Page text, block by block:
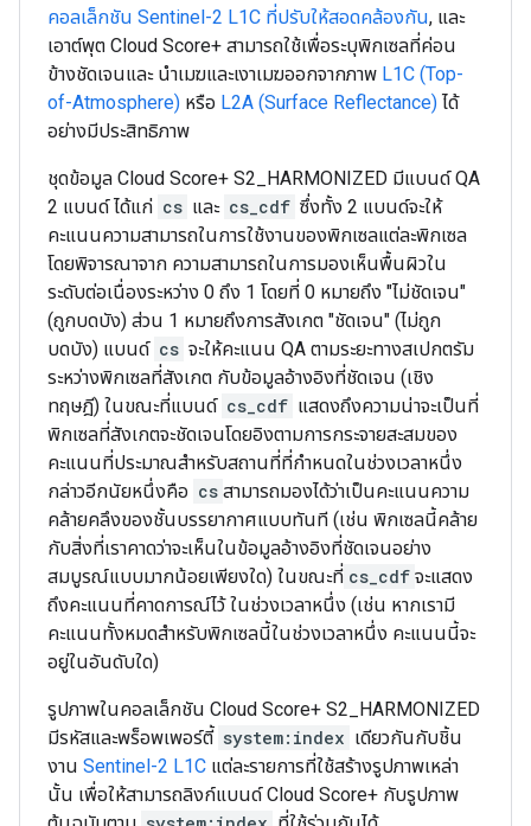
คอลเล็กชัน Sentinel-2 L1C ที่ปรับให้สอดคล้องกัน, และ
เอาต์พุต Cloud Score+ สามารถใช้เพื่อระบุพิกเซลที่ค่อน
ข้างชัดเจนและ นำเมฆและเงาเมฆออกจากภาพ L1C (Top-
of-Atmosphere) หรือ L2A (Surface Reflectance) ได้
อย่างมีประสิทธิภาพ
ชุดข้อมูล Cloud Score+ S2_HARMONIZED มีแบนด์ QA
2 แบนด์ ได้แก่ cs และ cs_cdf ซึ่งทั้ง 2 แบนด์จะให้
คะแนนความสามารถในการใช้งานของพิกเซลแต่ละพิกเซล
โดยพิจารณาจาก ความสามารถในการมองเห็นพื้นผิวใน
ระดับต่อเนื่องระหว่าง 0 ถึง 1 โดยที่ 0 หมายถึง "ไม่ชัดเจน"
(ถูกบดบัง) ส่วน 1 หมายถึงการสังเกต "ชัดเจน" (ไม่ถูก
บดบัง) แบนด์ cs จะให้คะแนน QA ตามระยะทางสเปกตรัม
ระหว่างพิกเซลที่สังเกต กับข้อมูลอ้างอิงที่ชัดเจน (เชิง
ทฤษฎี) ในขณะที่แบนด์ cs_cdf แสดงถึงความน่าจะเป็นที่
พิกเซลที่สังเกตจะชัดเจนโดยอิงตามการกระจายสะสมของ
คะแนนที่ประมาณสำหรับสถานที่ที่กำหนดในช่วงเวลาหนึ่ง
กล่าวอีกนัยหนึ่งคือ cs สามารถมองได้ว่าเป็นคะแนนความ
คล้ายคลึงของชั้นบรรยากาศแบบทันที (เช่น พิกเซลนี้คล้าย
กับสิ่งที่เราคาดว่าจะเห็นในข้อมูลอ้างอิงที่ชัดเจนอย่าง
สมบูรณ์แบบมากน้อยเพียงใด) ในขณะที่ cs_cdf จะแสดง
ถึงคะแนนที่คาดการณ์ไว้ ในช่วงเวลาหนึ่ง (เช่น หากเรามี
คะแนนทั้งหมดสำหรับพิกเซลนี้ในช่วงเวลาหนึ่ง คะแนนนี้จะ
อยู่ในอันดับใด)
รูปภาพในคอลเล็กชัน Cloud Score+ S2_HARMONIZED
มีรหัสและพร็อพเพอร์ตี้ system:index เดียวกันกับชิ้น
งาน Sentinel-2 L1C แต่ละรายการที่ใช้สร้างรูปภาพเหล่า
นั้น เพื่อให้สามารถลิงก์แบนด์ Cloud Score+ กับรูปภาพ